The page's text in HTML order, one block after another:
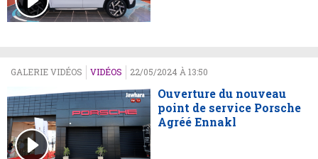
GALERIE VIDÉOS VIDÉOS 22/05/2024 À 13:50
Ouverture du nouveau
point de service Porsche
Agréé Ennakl